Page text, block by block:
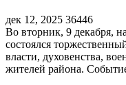
дек 12, 2025 36446
Во вторник, 9 декабря,
состоялся
власти, духовенства,
жителей района.